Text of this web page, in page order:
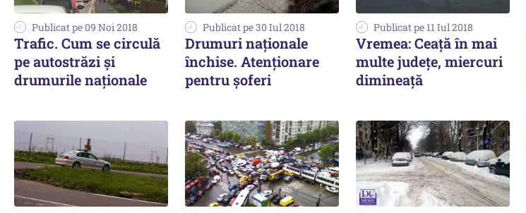
Publicat pe 09 Noi 2018
Trafic. Cum se circulă
pe autostrăzi şi
drumurile naţionale
Publicat pe 30 Iul 2018
Drumuri naţionale
închise. Atenţionare
pentru şoferi
Publicat pe 11 Iul 2018
Vremea: Ceaţă în mai
multe județe, miercuri
dimineaţă